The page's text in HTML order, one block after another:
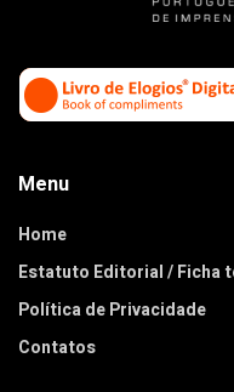
Menu
Home
Estatuto Editorial / Ficha
Política de Privacidade
Contatos